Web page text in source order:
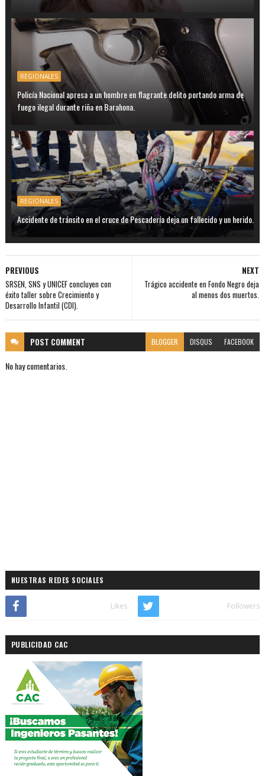
REGIONALES
Policía Nacional apresa a un hombre en flagrante delito portando arma de
fuego ilegal durante riña en Barahona.
REGIONALES
Accidente de tránsito en el cruce de Pescadería deja un fallecido y un herido.
NEXT
Trágico accidente en Fondo Negro deja
al menos dos muertos.
PREVIOUS
SRSEN, SNS y UNICEF concluyen con
éxito taller sobre Crecimiento y
Desarrollo Infantil (CDI).
POST COMMENT BLOGGER DISQUS FACEBOOK
No hay comentarios.
NUESTRAS REDES SOCIALES
Likes Followers
PUBLICIDAD CAC